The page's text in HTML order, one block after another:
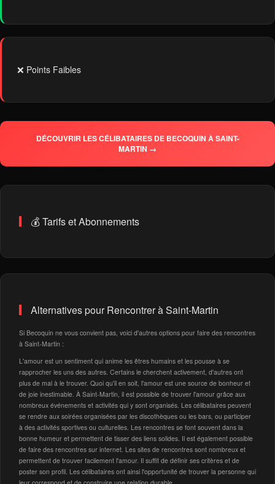
❌ Points Faibles
DÉCOUVRIR LES CÉLIBATAIRES DE BECOQUIN À SAINT-
MARTIN →
💰 Tarifs et Abonnements
Alternatives pour Rencontrer à Saint-Martin
Si Becoquin ne vous convient pas, voici d'autres options pour faire des rencontres
à Saint-Martin :
L'amour est un sentiment qui anime les êtres humains et les pousse à se
rapprocher les uns des autres. Certains le cherchent activement, d'autres ont
plus de mal à le trouver. Quoi qu'il en soit, l'amour est une source de bonheur et
de joie inestimable. À Saint-Martin, il est possible de trouver l'amour grâce aux
nombreux événements et activités qui y sont organisés. Les célibataires peuvent
se rendre aux soirées organisées par les discothèques ou les bars, ou participer
à des activités sportives ou culturelles. Les rencontres se font souvent dans la
bonne humeur et permettent de tisser des liens solides. Il est également possible
de faire des rencontres sur internet. Les sites de rencontres sont nombreux et
permettent de trouver facilement l'amour. Il suffit de définir ses critères et de
poster son profil. Les célibataires ont ainsi l'opportunité de trouver la personne qui